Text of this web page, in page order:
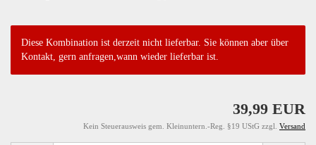
Diese Kombination ist derzeit nicht lieferbar. Sie können aber über
Kontakt, gern anfragen,wann wieder lieferbar ist.
39,99 EUR
Kein Steuerausweis gem. Kleinuntern.-Reg. §19 UStG zzgl. Versand